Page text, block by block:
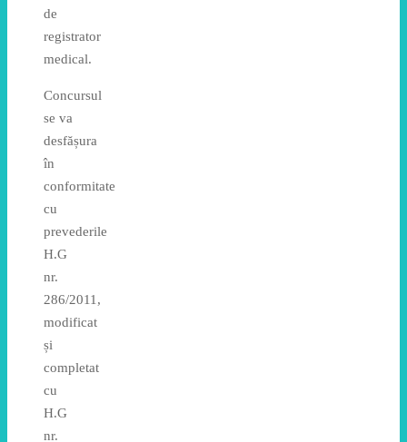
de
registrator
medical.
Concursul
se va
desfășura
în
conformitate
cu
prevederile
H.G
nr.
286/2011,
modificat
și
completat
cu
H.G
nr.